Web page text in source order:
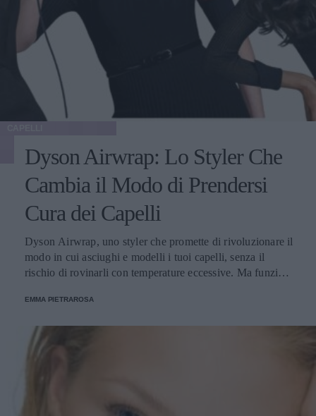
Dyson Airwrap: Lo Styler Che
Cambia il Modo di Prendersi
Cura dei Capelli
Dyson Airwrap, uno styler che promette di rivoluzionare il
modo in cui asciughi e modelli i tuoi capelli, senza il
rischio di rovinarli con temperature eccessive. Ma funziona
EMMA PIETRAROSA